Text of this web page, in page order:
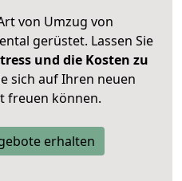
von Umzug von
gerüstet. Lassen Sie
und die Kosten zu
sich auf Ihren neuen
freuen können.
erhalten